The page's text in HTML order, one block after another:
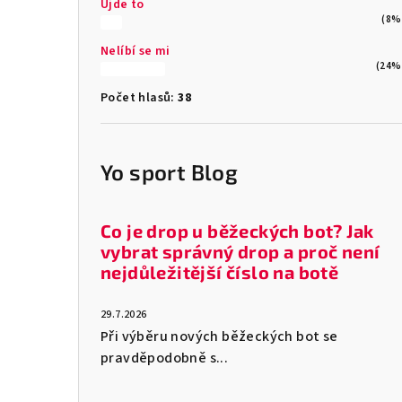
Ujde to
Nelíbí se mi
Počet hlasů:38
Yo sport Blog
Co je drop u běžeckých bot? Jak
vybrat správný drop a proč není
nejdůležitější číslo na botě
29.7.2026
Při výběru nových běžeckých bot se
pravděpodobně s...